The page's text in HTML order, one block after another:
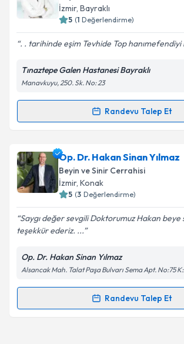
için bir takvim hazırlandığında e-posta
bilgilendireceğiz.
E-posta Adresiniz
Kişisel verilerimin işlenmesine
'ni okudum ve kişisel
kapsamda işlenmesini kabul
Takvim Talebini
İzmir, Bayraklı
5 (1 Değerlendirme)
. . tarihinde eşim Tevhide Top
Tınaztepe Galen Hastanesi Bayraklı
Manavkuyu, 250. Sk. No: 23
Randevu Talep Et
Randevu Takvimi Talebi
Doç. Dr. Emrah Akçayiçin randevu
oluşturun. Size bu uzmandan randevu
takvim hazırlandığında e-posta ile
Kişisel verilerimin işlenmesine ilişkin
Metni'ni okudum ve kişisel
kapsamda işlenmesini kabul
Op. Dr. Hakan Sinan Yılmaz
Beyin ve Sinir Cerrahisi
İzmir, Konak
5 (3 Değerlendirme)
Saygı değer sevgili Doktorumuz Hakan beye
teşekkür ederiz. ...
Op. Dr. Hakan Sinan Yılmaz
Alsancak Mah. Talat Paşa Bulvarı Sema Apt. No:75
Randevu Talep Et
Randevu Takvimi Talebi